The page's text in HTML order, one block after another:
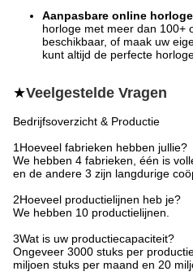
Aanpasbare online
horloge met meer dan 100+
beschikbaar, of maak uw
kunt altijd de perfecte
★Veelgestelde Vragen
Bedrijfsoverzicht & Productie
1Hoeveel fabrieken hebben jullie?
We hebben 4 fabrieken, één is
en de andere 3 zijn langdurige
2Hoeveel productielijnen heb je?
We hebben 10 productielijnen.
3Wat is uw productiecapaciteit?
Ongeveer 3000 stuks per
miljoen stuks per maand en 20